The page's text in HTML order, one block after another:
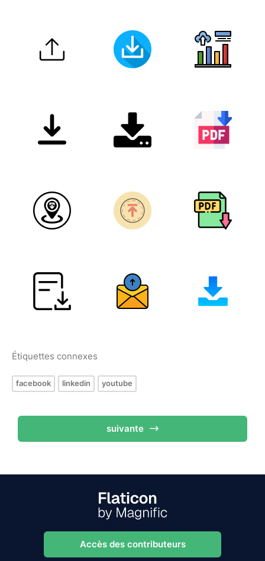
Étiquettes connexes
facebook linkedin youtube
suivante
Accès des contributeurs